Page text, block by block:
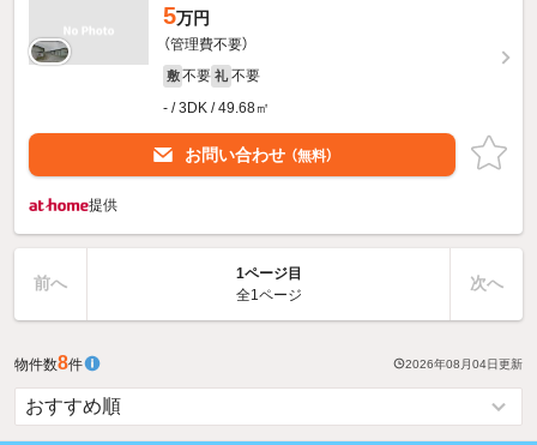
5万円
（管理費不要）
敷 不要 礼 不要
- / 3DK / 49.68㎡
お問い合わせ （無料）
提供
前へ
1ページ目
全1ページ
次へ
物件数8件 2026年08月04日更新